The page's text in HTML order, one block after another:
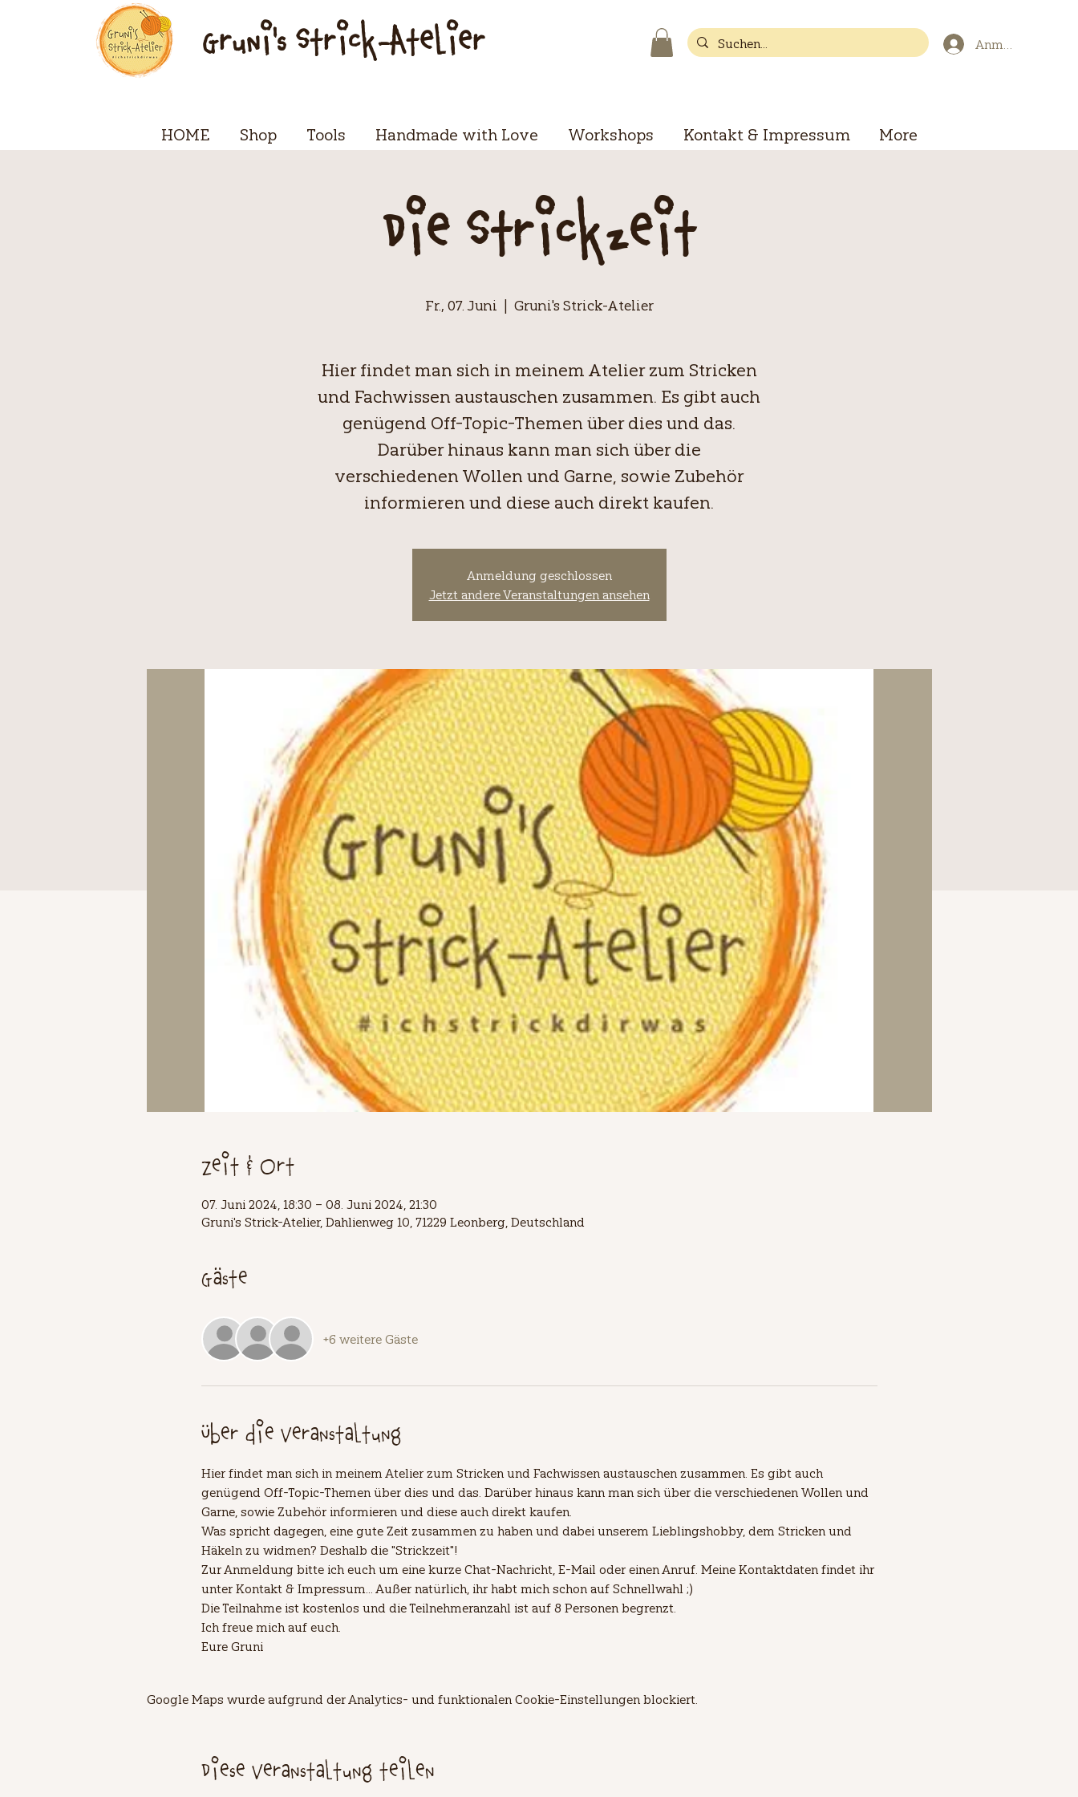
Gruni's Strick-Atelier Anmelden
HOME Shop Tools Handmade with Love Workshops Kontakt & Impressum More
Die Strickzeit
Fr., 07. Juni
  |
Gruni's Strick-Atelier
Hier findet man sich in meinem Atelier zum Stricken
und Fachwissen austauschen zusammen. Es gibt auch
genügend Off-Topic-Themen über dies und das.
Darüber hinaus kann man sich über die
verschiedenen Wollen und Garne, sowie Zubehör
Anmeldung geschlossen
Jetzt andere Veranstaltungen ansehen
Zeit & Ort
07. Juni 2024, 18:30 – 08. Juni 2024, 21:30
Gruni's Strick-Atelier, Dahlienweg 10, 71229 Leonberg, Deutschland
Gäste
+6 weitere Gäste
Über die Veranstaltung
Hier findet man sich in meinem Atelier zum Stricken und Fachwissen austauschen zusammen. Es gibt auch
genügend Off-Topic-Themen über dies und das. Darüber hinaus kann man sich über die verschiedenen Wollen und
Garne, sowie Zubehör informieren und diese auch direkt kaufen.
Was spricht dagegen, eine gute Zeit zusammen zu haben und dabei unserem Lieblingshobby, dem Stricken und
Häkeln zu widmen? Deshalb die "Strickzeit"!
Zur Anmeldung bitte ich euch um eine kurze Chat-Nachricht, E-Mail oder einen Anruf. Meine Kontaktdaten findet ihr
unter Kontakt & Impressum... Außer natürlich, ihr habt mich schon auf Schnellwahl ;)
Die Teilnahme ist kostenlos und die Teilnehmeranzahl ist auf 8 Personen begrenzt.
Ich freue mich auf euch.
Eure Gruni
Google Maps wurde aufgrund der Analytics- und funktionalen Cookie-Einstellungen blockiert.
Diese Veranstaltung teilen